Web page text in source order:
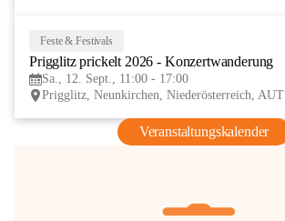
Feste & Festivals
Prigglitz prickelt 2026 - Konzertwanderung
Sa., 12. Sept., 11:00 - 17:00
Prigglitz, Neunkirchen, Niederösterreich, AUT
Veranstaltungskalender